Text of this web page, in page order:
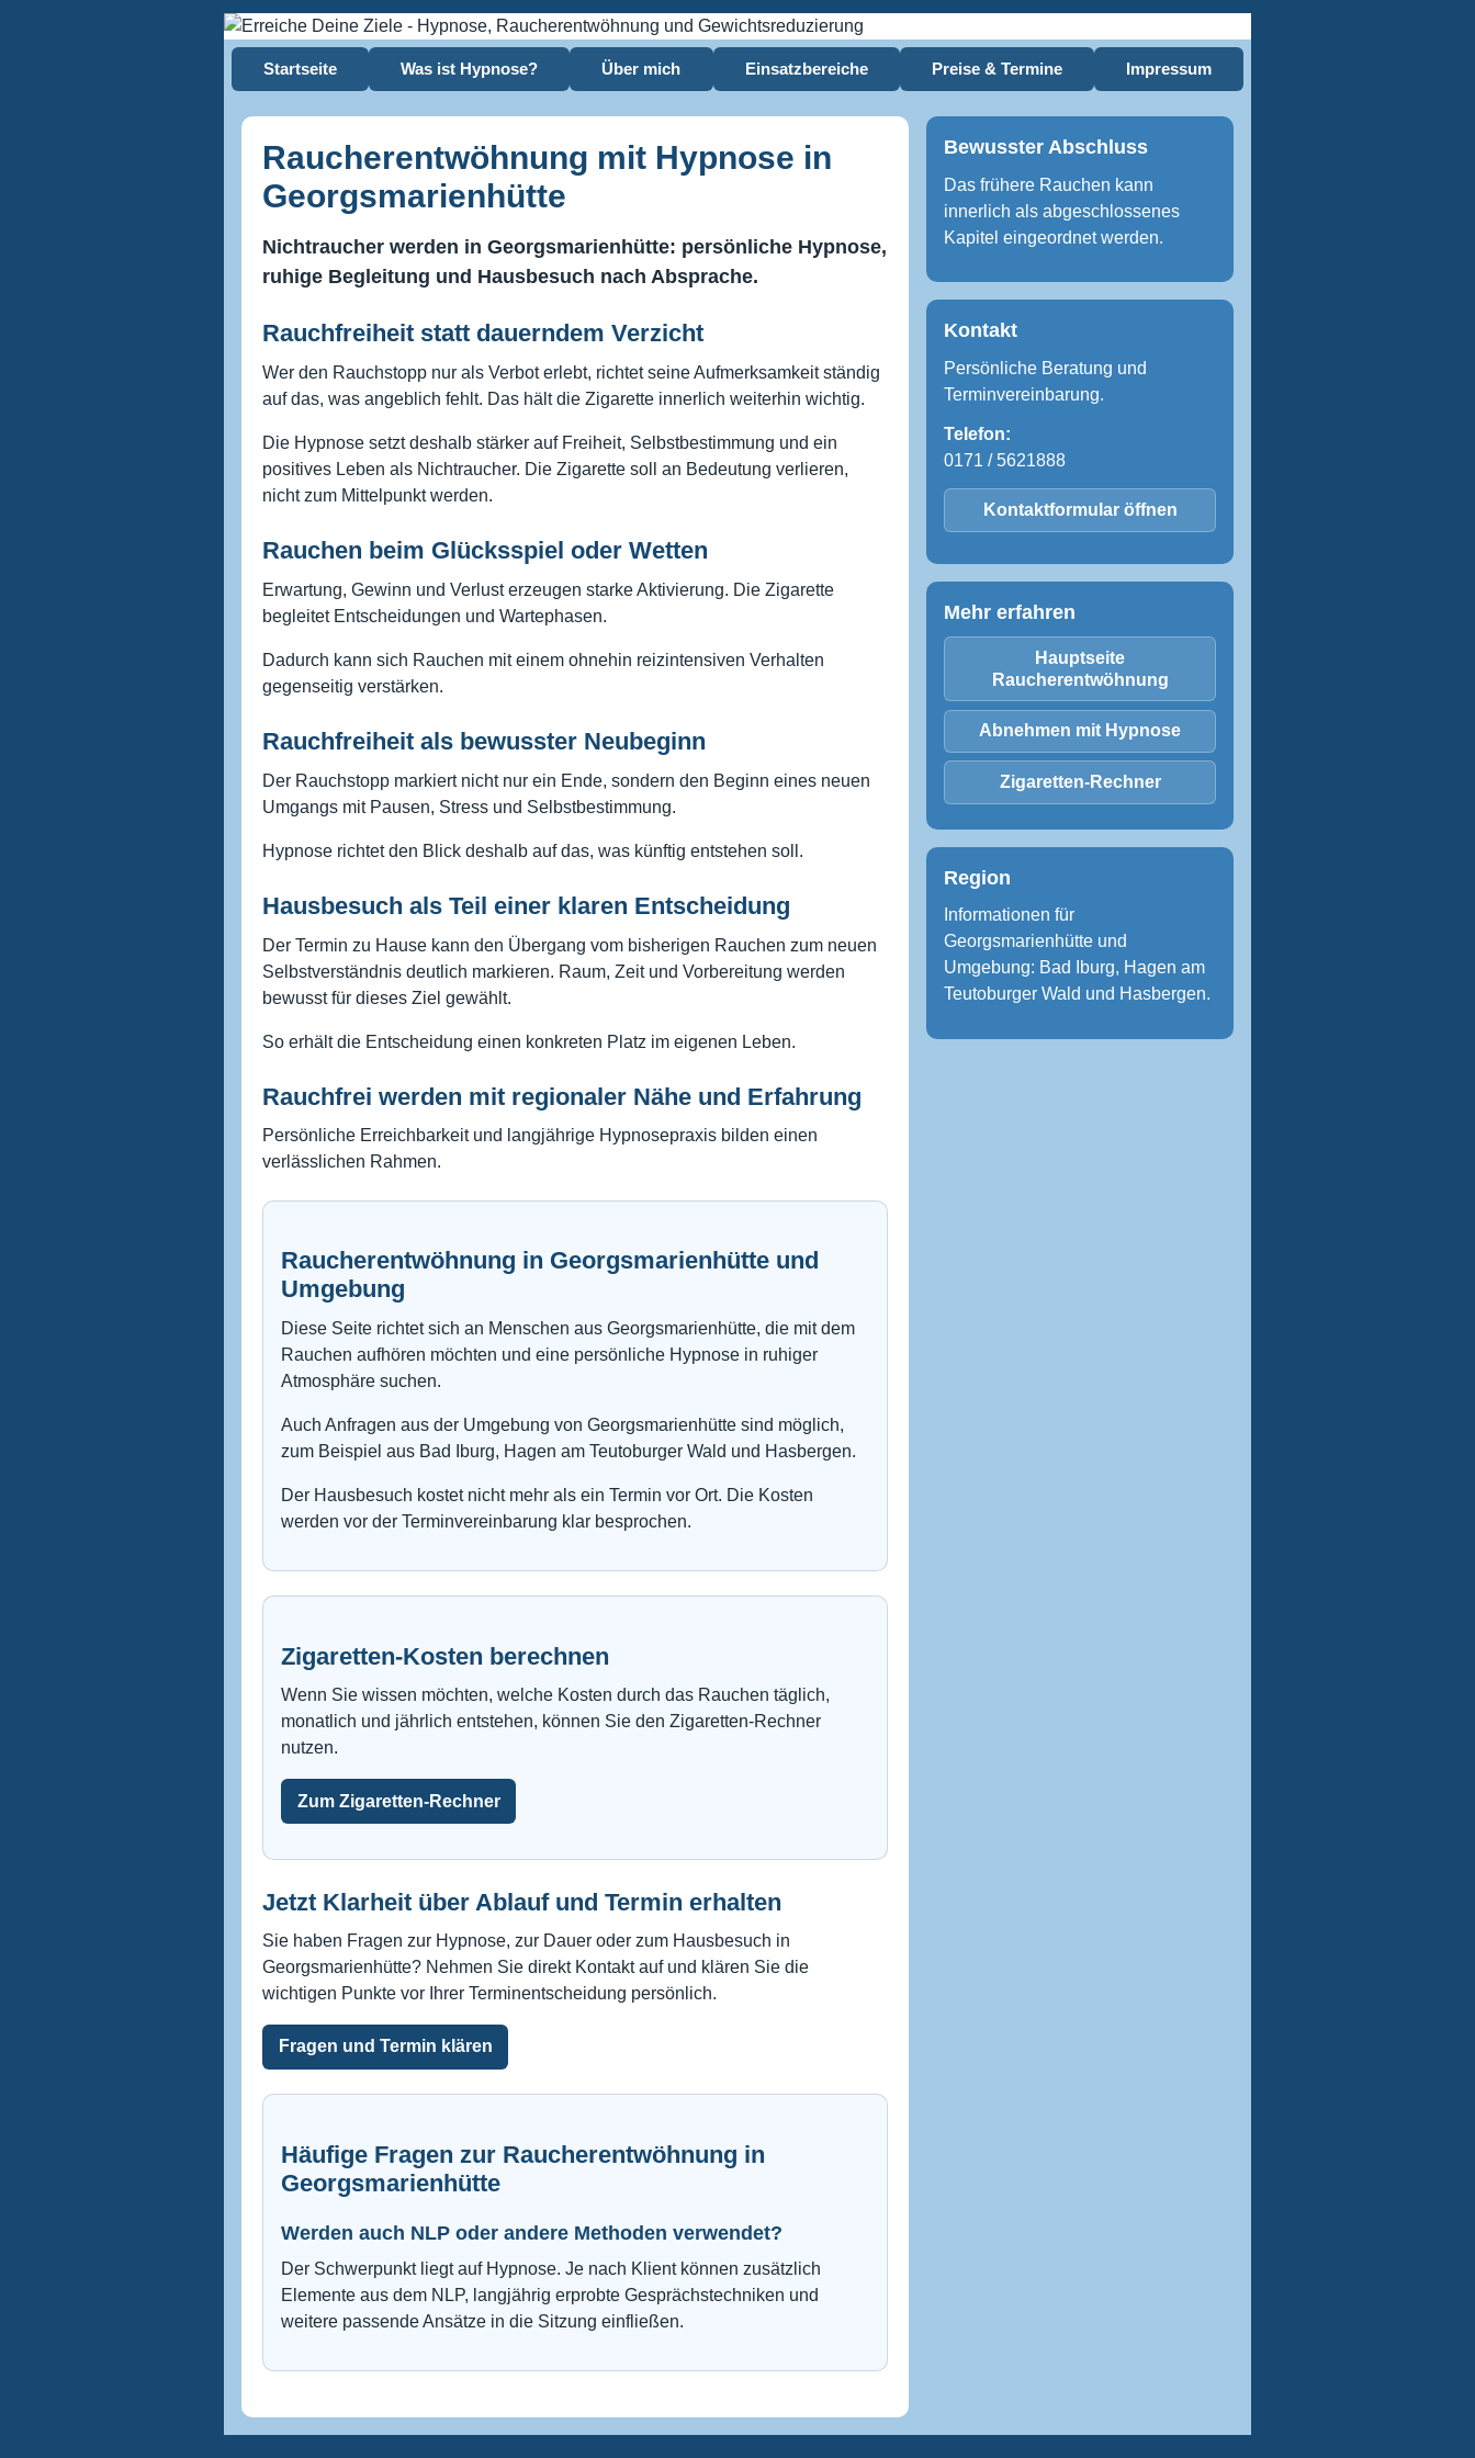
Startseite Was ist Hypnose? Über mich Einsatzbereiche Preise & Termine Impressum
Raucherentwöhnung mit Hypnose in
Georgsmarienhütte
Nichtraucher werden in Georgsmarienhütte: persönliche Hypnose,
ruhige Begleitung und Hausbesuch nach Absprache.
Rauchfreiheit statt dauerndem Verzicht
Wer den Rauchstopp nur als Verbot erlebt, richtet seine Aufmerksamkeit ständig
auf das, was angeblich fehlt. Das hält die Zigarette innerlich weiterhin wichtig.
Die Hypnose setzt deshalb stärker auf Freiheit, Selbstbestimmung und ein
positives Leben als Nichtraucher. Die Zigarette soll an Bedeutung verlieren,
nicht zum Mittelpunkt werden.
Rauchen beim Glücksspiel oder Wetten
Erwartung, Gewinn und Verlust erzeugen starke Aktivierung. Die Zigarette
begleitet Entscheidungen und Wartephasen.
Dadurch kann sich Rauchen mit einem ohnehin reizintensiven Verhalten
gegenseitig verstärken.
Rauchfreiheit als bewusster Neubeginn
Der Rauchstopp markiert nicht nur ein Ende, sondern den Beginn eines neuen
Umgangs mit Pausen, Stress und Selbstbestimmung.
Hypnose richtet den Blick deshalb auf das, was künftig entstehen soll.
Hausbesuch als Teil einer klaren Entscheidung
Der Termin zu Hause kann den Übergang vom bisherigen Rauchen zum neuen
Selbstverständnis deutlich markieren. Raum, Zeit und Vorbereitung werden
bewusst für dieses Ziel gewählt.
So erhält die Entscheidung einen konkreten Platz im eigenen Leben.
Rauchfrei werden mit regionaler Nähe und Erfahrung
Persönliche Erreichbarkeit und langjährige Hypnosepraxis bilden einen
verlässlichen Rahmen.
Raucherentwöhnung in Georgsmarienhütte und
Umgebung
Diese Seite richtet sich an Menschen aus Georgsmarienhütte, die mit dem
Rauchen aufhören möchten und eine persönliche Hypnose in ruhiger
Atmosphäre suchen.
Auch Anfragen aus der Umgebung von Georgsmarienhütte sind möglich,
zum Beispiel aus Bad Iburg, Hagen am Teutoburger Wald und Hasbergen.
Der Hausbesuch kostet nicht mehr als ein Termin vor Ort. Die Kosten
werden vor der Terminvereinbarung klar besprochen.
Zigaretten-Kosten berechnen
Wenn Sie wissen möchten, welche Kosten durch das Rauchen täglich,
monatlich und jährlich entstehen, können Sie den Zigaretten-Rechner
nutzen.
Zum Zigaretten-Rechner
Jetzt Klarheit über Ablauf und Termin erhalten
Sie haben Fragen zur Hypnose, zur Dauer oder zum Hausbesuch in
Georgsmarienhütte? Nehmen Sie direkt Kontakt auf und klären Sie die
wichtigen Punkte vor Ihrer Terminentscheidung persönlich.
Fragen und Termin klären
Häufige Fragen zur Raucherentwöhnung in
Georgsmarienhütte
Werden auch NLP oder andere Methoden verwendet?
Der Schwerpunkt liegt auf Hypnose. Je nach Klient können zusätzlich
Elemente aus dem NLP, langjährig erprobte Gesprächstechniken und
weitere passende Ansätze in die Sitzung einfließen.
Bewusster Abschluss
Das frühere Rauchen kann
innerlich als abgeschlossenes
Kapitel eingeordnet werden.
Kontakt
Persönliche Beratung und
Terminvereinbarung.
Telefon:
0171 / 5621888
Kontaktformular öffnen
Mehr erfahren
Hauptseite
Raucherentwöhnung
Abnehmen mit Hypnose
Zigaretten-Rechner
Region
Informationen für
Georgsmarienhütte und
Umgebung: Bad Iburg, Hagen am
Teutoburger Wald und Hasbergen.